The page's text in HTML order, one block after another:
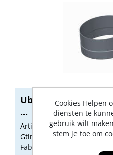
Ubbink Air
...
Artikelnummer: 1425674
Gtin: 8713645211121
Fabrikant artikel nummer:
Cookies Helpen
diensten te
gebruik wilt
stem je toe om